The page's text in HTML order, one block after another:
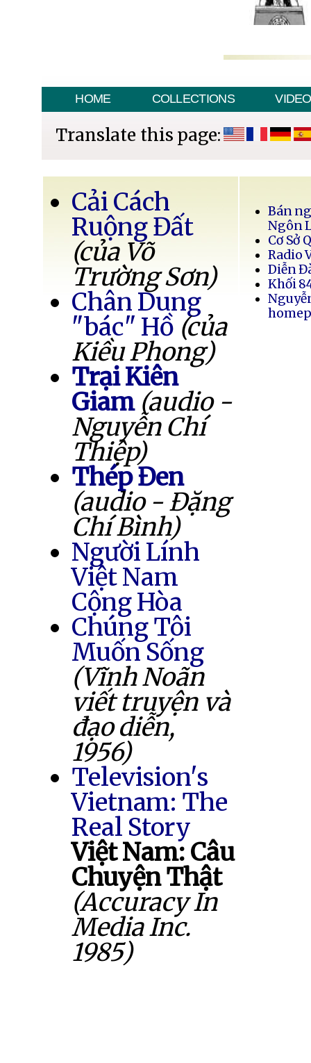
HOME COLLECTIONS VIDEO
Translate this page:
Cải Cách
Ruộng Đất
(của Võ
Trường Sơn)
Chân Dung
"bác" Hồ (của
Kiều Phong)
Trại Kiên
Giam (audio -
Nguyễn Chí
Thiệp)
Thép Đen
(audio - Đặng
Chí Bình)
Người Lính
Việt Nam
Cộng Hòa
Chúng Tôi
Muốn Sống
(Vĩnh Noãn
viết truyện và
đạo diễn,
1956)
Television's
Vietnam: The
Real Story
Việt Nam: Câu
Chuyện Thật
(Accuracy In
Media Inc.
1985)
Bán
Ngôn
Cơ Sở
Radio
Diễn
Khối